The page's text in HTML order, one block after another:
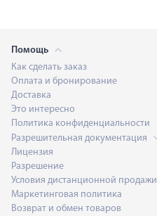
Помощь
Как сделать заказ
Оплата и бронирование
Доставка
Это интересно
Политика конфиденциальности
Разрешительная документация
Лицензия
Разрешение
Условия дистанционной продажи
Маркетинговая политика
Возврат и обмен товаров